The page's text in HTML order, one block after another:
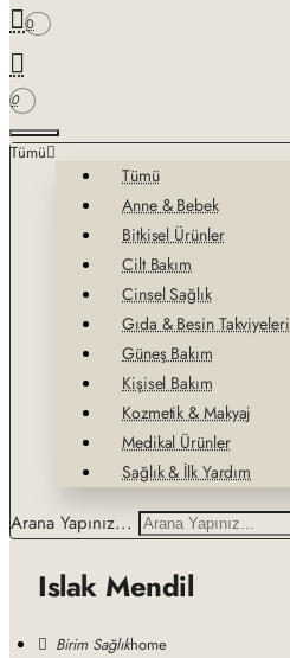
0
0
Tümü
Tümü
Anne & Bebek
Bitkisel Ürünler
Cilt Bakım
Cinsel Sağlık
Gıda & Besin Takviyeleri
Güneş Bakım
Kişisel Bakım
Kozmetik & Makyaj
Medikal Ürünler
Sağlık & İlk Yardım
Arana Yapınız...
Islak Mendil
home